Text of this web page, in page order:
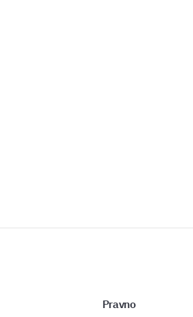
Pravno